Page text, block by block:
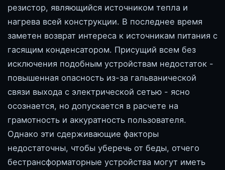
резистор, являющийся источником тепла и
нагрева всей конструкции. В последнее время
заметен возврат интереса к источникам питания с
гасящим конденсатором. Присущий всем без
исключения подобным устройствам недостаток -
повышенная опасность из-за гальванической
связи выхода с электрической сетью - ясно
осознается, но допускается в расчете на
грамотность и аккуратность пользователя.
Однако эти сдерживающие факторы
недостаточны, чтобы уберечь от беды, отчего
бестрансформаторные устройства могут иметь